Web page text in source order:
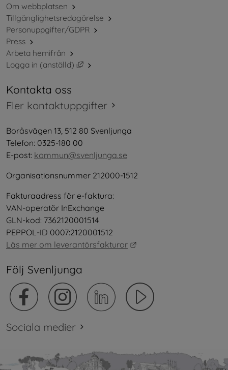
Om webbplatsen
Tillgänglighetsredogörelse
Personuppgifter/GDPR
Press
Arbeta hemifrån
Logga in (anställd)
Länk till annan webbplats, öppnas i nytt
Kontakta oss
Fler kontaktuppgifter
Boråsvägen 13, 512 80 Svenljunga
Telefon: 0325-180 00
E-post: kommun@svenljunga.se
Organisationsnummer 212000-1512
Fakturaadress för e-faktura:
VAN-operatör InExchange
GLN-kod: 7362120001514
PEPPOL-ID 0007:2120001512
Läs mer om leverantörsfakturor
Följ Svenljunga
Sociala medier